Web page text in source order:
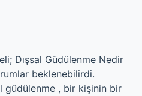
Dışsal Güdülenme Nedir
beklenebilirdi.
güdülenme , bir kişinin bir